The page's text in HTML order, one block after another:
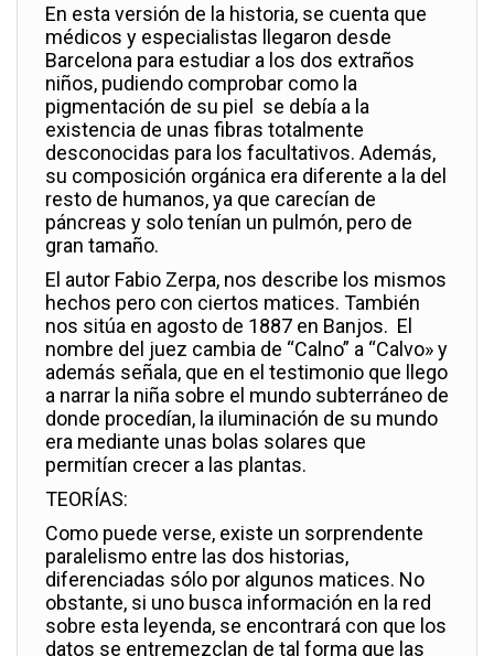
En esta versión de la historia, se cuenta que
médicos y especialistas llegaron desde
Barcelona para estudiar a los dos extraños
niños, pudiendo comprobar como la
pigmentación de su piel se debía a la
existencia de unas fibras totalmente
desconocidas para los facultativos. Además,
su composición orgánica era diferente a la del
resto de humanos, ya que carecían de
páncreas y solo tenían un pulmón, pero de
gran tamaño.
El autor Fabio Zerpa, nos describe los mismos
hechos pero con ciertos matices. También
nos sitúa en agosto de 1887 en Banjos. El
nombre del juez cambia de “Calno” a “Calvo» y
además señala, que en el testimonio que llego
a narrar la niña sobre el mundo subterráneo de
donde procedían, la iluminación de su mundo
era mediante unas bolas solares que
permitían crecer a las plantas.
TEORÍAS:
Como puede verse, existe un sorprendente
paralelismo entre las dos historias,
diferenciadas sólo por algunos matices. No
obstante, si uno busca información en la red
sobre esta leyenda, se encontrará con que los
datos se entremezclan de tal forma que las